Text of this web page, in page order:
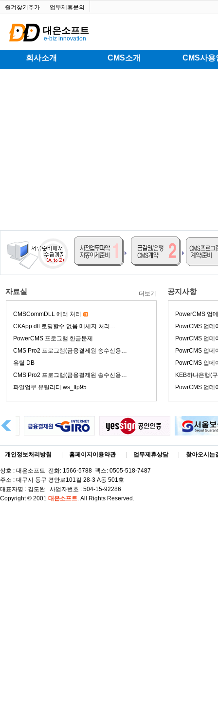
즐겨찾기추가 업무제휴문의
대은소프트
e-biz innovation
회사소개 CMS소개 CMS사용
자료실
CMSCommDLL 에러 처리
CKApp.dll 로딩할수 없음 메세지 처리…
PowerCMS 프로그램 한글문제
CMS Pro2 프로그램(금융결제원 송수신용…
유틸 DB
CMS Pro2 프로그램(금융결제원 송수신용…
파일업무 유틸리티 ws_ftp95
더보기 공지사항
PowerCMS 업
PowrCMS 업
PowrCMS 업
PowrCMS 업
PowrCMS 업
KEB하나은행(
PowrCMS 업
개인정보처리방침 홈페이지이용약관 업무제휴상담 찾아오시는
상호 : 대은소프트 전화: 1566-5788 팩스: 0505-518-7487
주소 : 대구시 동구 경안로101길 28-3 A동 501호
대표자명 : 김도완 사업자번호 : 504-15-92286
Copyright © 2001 대은소프트. All Rights Reserved.